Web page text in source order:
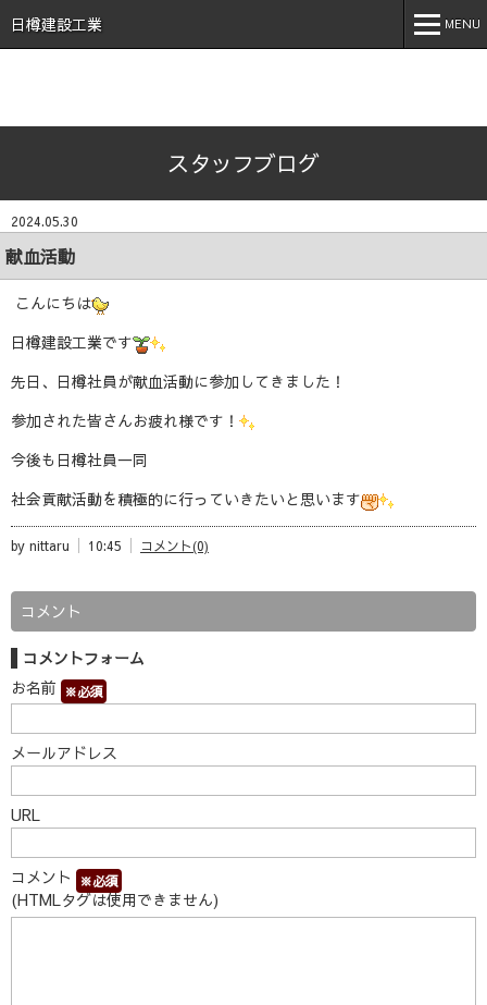
式会社 日樽 建設 土木 建築 新築 戸建 工事 解体 地元 安
心 誠実 コロナ 空気触媒 酸素クラスター オゾン 不活化
日樽建設工業 MENU
事業内容
実績紹介
施工事例
採用情報
スタッフブログ
お問い合わせ
スタッフブログ
2024.05.30
献血活動
こんにちは
日樽建設工業です
先日、日樽社員が献血活動に参加してきました！
参加された皆さんお疲れ様です！
今後も日樽社員一同
社会貢献活動を積極的に行っていきたいと思います
by nittaru 10:45 コメント(0)
コメント
コメントフォーム
お名前
※必須
メールアドレス
URL
コメント ※必須
(HTMLタグは使用できません)